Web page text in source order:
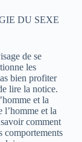
DU SEXE
de se
les
bien profiter
lire la notice.
et la
l’homme et la
comment
comportements